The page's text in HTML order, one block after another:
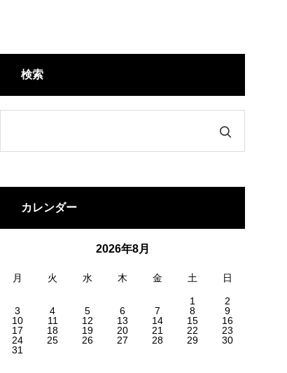
検索
カレンダー
2026年8月
月 火 水 木 金 土 日
1
2
3
4 5 6 7 8
9
10
11 12 13 14 15
16
17
18 19 20 21 22
23
24
25 26 27 28 29
30
31